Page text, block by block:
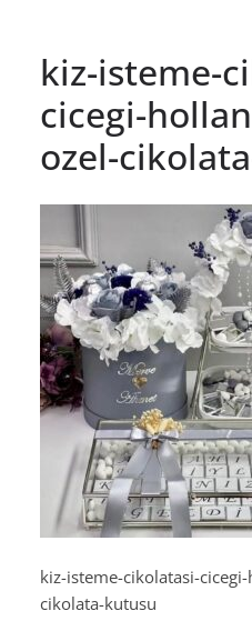
kiz-isteme-
cicegi-
ozel-
kiz-isteme-cikolatasi-
cikolata-kutusu